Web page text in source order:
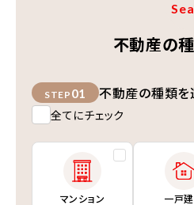
不動産の
STEP 01 不動産の種類を
全てにチェック
マンション 一戸